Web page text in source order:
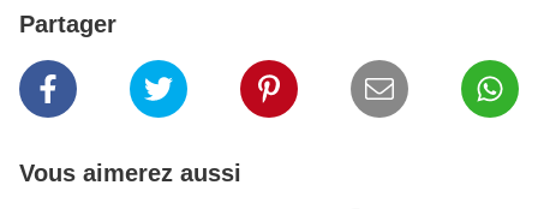
Partager
Vous aimerez aussi